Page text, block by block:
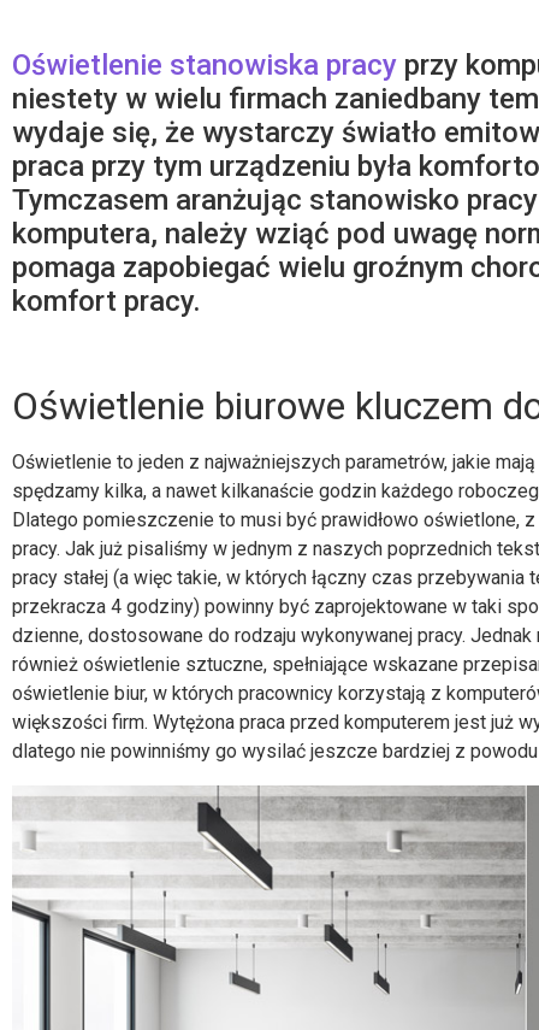
Oświetlenie stanowiska pracy przy
niestety w wielu firmach zaniedbany
wydaje się, że wystarczy światło
praca przy tym urządzeniu była
Tymczasem aranżując stanowisko
komputera, należy wziąć pod uwagę
pomaga zapobiegać wielu groźnym
komfort pracy.
Oświetlenie biurowe kluczem
Oświetlenie to jeden z najważniejszych parametrów, jakie
spędzamy kilka, a nawet kilkanaście godzin każdego
Dlatego pomieszczenie to musi być prawidłowo oświetlone,
pracy. Jak już pisaliśmy w jednym z naszych poprzednich
pracy stałej (a więc takie, w których łączny czas
przekracza 4 godziny) powinny być zaprojektowane w taki
dzienne, dostosowane do rodzaju wykonywanej pracy.
również oświetlenie sztuczne, spełniające wskazane
oświetlenie biur, w których pracownicy korzystają z
większości firm. Wytężona praca przed komputerem jest już
dlatego nie powinniśmy go wysilać jeszcze bardziej z